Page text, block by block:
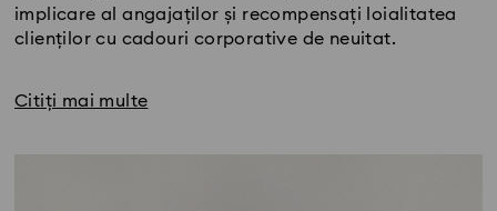
implicare al angajaților și recompensați loialitatea
clienților cu cadouri corporative de neuitat.
Citiți mai multe